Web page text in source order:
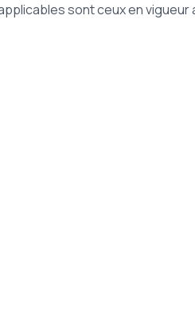
sont ceux en vigueur